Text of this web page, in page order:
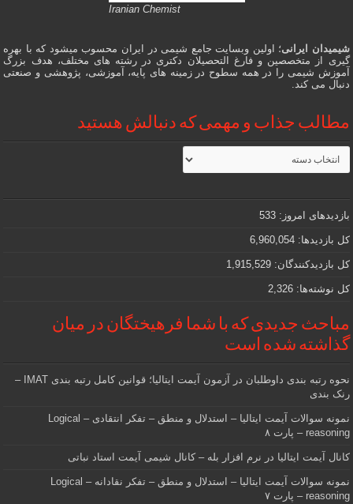
Iranian Chemist
شیمیدان ایرانی؛ اولین وبسایت جامع شیمی در ایران محسوب میشود که با بهره
گیری از متخصصین و فارغ التحصیلان دکتری در رشته های مختلف، هدف بزرگ
آموزش شیمی را در همه سطوح در زمینه های پایه، آموزشی، پژوهشی و صنعتی
دنبال می کند.
مطالب جذاب و مهمی که دنبالش هستید
مطالب
جذاب
و
که
دنبالش
هستید
بازدیدهای امروز:533
کل بازدیدها:6,960,054
کل بازدیدکنند‌گان:1,915,529
کل نوشته‌ها:2,326
مباحث جدیدی که با شما فرهیختگان در میان
گذاشته شده است
نحوه رتبه بندی داوطلبان در آزمون آیمت ایتالیا؛ قوانین کامل رتبه بندی IMAT –
رنک بندی
نمونه سوالات آیمت ایتالیا – استدلال و منطق – تفکر انتقادی – Logical
reasoning – پارت ۸
کانال آیمت ایتالیا در نرم افزار بله – کانال شیمی آیمت استاد نباتی
نمونه سوالات آیمت ایتالیا – استدلال و منطق – تفکر نقادانه – Logical
reasoning – پارت ۷